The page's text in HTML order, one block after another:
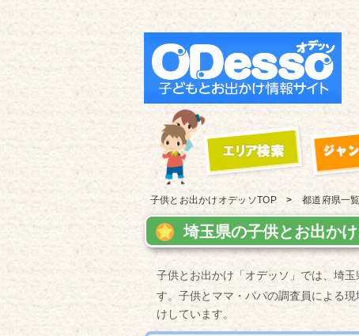
子供とお出かけ オデッソTOP 都道府県一覧
埼玉県の子供とお出か
子供とお出かけ「オデッソ」では、埼
す。子供とママ・パパの調査員による
けしています。